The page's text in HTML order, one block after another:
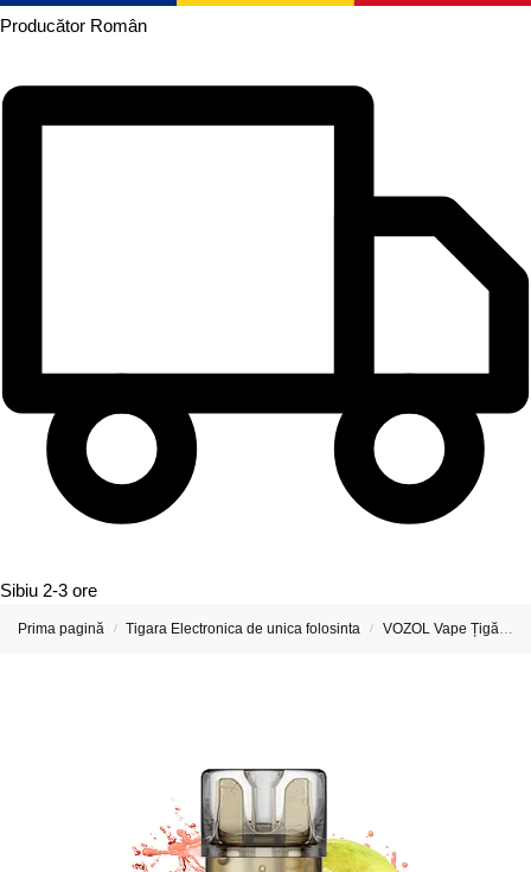
Producător Român
Sibiu 2-3 ore
Prima pagină / Tigara Electronica de unica folosinta / VOZOL Vape Țigări Electronice & Vape-uri